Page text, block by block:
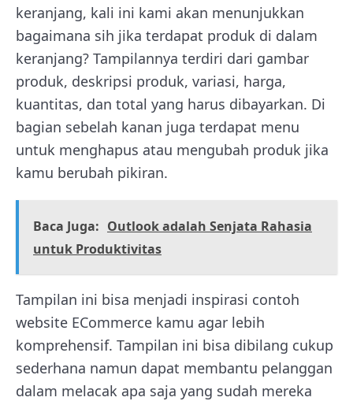
keranjang, kali ini kami akan menunjukkan
bagaimana sih jika terdapat produk di dalam
keranjang? Tampilannya terdiri dari gambar
produk, deskripsi produk, variasi, harga,
kuantitas, dan total yang harus dibayarkan. Di
bagian sebelah kanan juga terdapat menu
untuk menghapus atau mengubah produk jika
kamu berubah pikiran.
Baca Juga: Outlook adalah Senjata Rahasia
untuk Produktivitas
Tampilan ini bisa menjadi inspirasi contoh
website ECommerce kamu agar lebih
komprehensif. Tampilan ini bisa dibilang cukup
sederhana namun dapat membantu pelanggan
dalam melacak apa saja yang sudah mereka